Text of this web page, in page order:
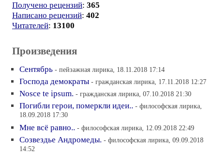
Получено рецензий: 365
Написано рецензий: 402
Читателей: 13100
Произведения
Сентябрь - пейзажная лирика, 18.11.2018 17:14
Господа демократы - гражданская лирика, 17.11.2018 12:27
Nosce te ipsum. - гражданская лирика, 07.10.2018 21:30
Погибли герои, померкли идеи.. - философская лирика,
18.09.2018 17:30
Мне всё равно.. - философская лирика, 12.09.2018 22:49
Созвездье Андромеды. - философская лирика, 09.09.2018
14:52